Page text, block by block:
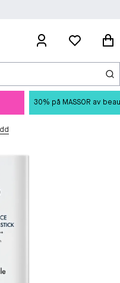
30% på MASSOR av